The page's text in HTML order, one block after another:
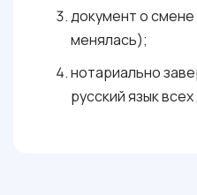
документ о
менялась);
нотариально
русский язык